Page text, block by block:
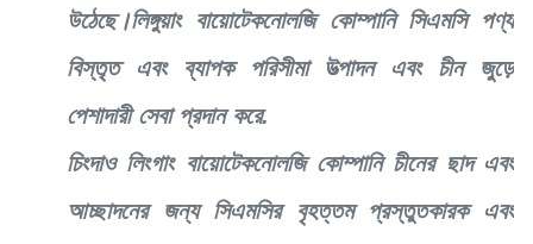
উঠেছে।লিঙ্গুয়াং বায়োটেকনোলজি কোম্পানি সিএমসি পণ্য
বিস্তৃত এবং ব্যাপক পরিসীমা উত্পাদন এবং চীন জুড়ে
পেশাদারী সেবা প্রদান করে.
চিংদাও লিংগাং বায়োটেকনোলজি কোম্পানি চীনের ছাদ এবং
আচ্ছাদনের জন্য সিএমসির বৃহত্তম প্রস্তুতকারক এবং